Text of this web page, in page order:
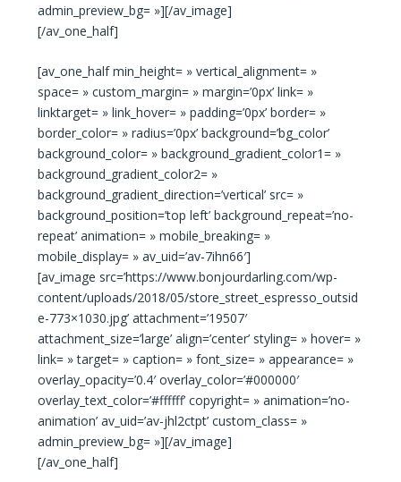
admin_preview_bg= »][/av_image]
[/av_one_half]
[av_one_half min_height= » vertical_alignment= »
space= » custom_margin= » margin=’0px’ link= »
linktarget= » link_hover= » padding=’0px’ border= »
border_color= » radius=’0px’ background=’bg_color’
background_color= » background_gradient_color1= »
background_gradient_color2= »
background_gradient_direction=’vertical’ src= »
background_position=’top left’ background_repeat=’no-
repeat’ animation= » mobile_breaking= »
mobile_display= » av_uid=’av-7ihn66′]
[av_image src=’https://www.bonjourdarling.com/wp-
content/uploads/2018/05/store_street_espresso_outsid
e-773×1030.jpg’ attachment=’19507′
attachment_size=’large’ align=’center’ styling= » hover= »
link= » target= » caption= » font_size= » appearance= »
overlay_opacity=’0.4′ overlay_color=’#000000′
overlay_text_color=’#ffffff’ copyright= » animation=’no-
animation’ av_uid=’av-jhl2ctpt’ custom_class= »
admin_preview_bg= »][/av_image]
[/av_one_half]